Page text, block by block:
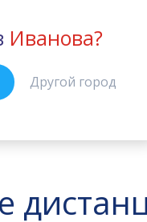
Иваново
Иванова?
Другой город
Летние